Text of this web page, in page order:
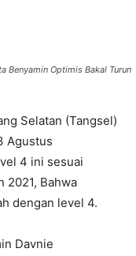
Benyamin Optimis Bakal Turun
Selatan (Tangsel)
Agustus
4 ini sesuai
2021, Bahwa
dengan level 4.
Davnie